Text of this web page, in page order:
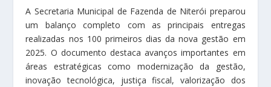
A Secretaria Municipal de Fazenda de Niterói preparou
um balanço completo com as principais entregas
realizadas nos 100 primeiros dias da nova gestão em
2025. O documento destaca avanços importantes em
áreas estratégicas como modernização da gestão,
inovação tecnológica, justiça fiscal, valorização dos